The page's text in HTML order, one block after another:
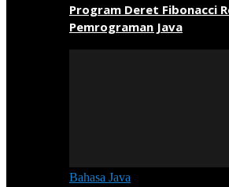
Program Deret Fibonacci
Pemrograman Java
Bahasa Java